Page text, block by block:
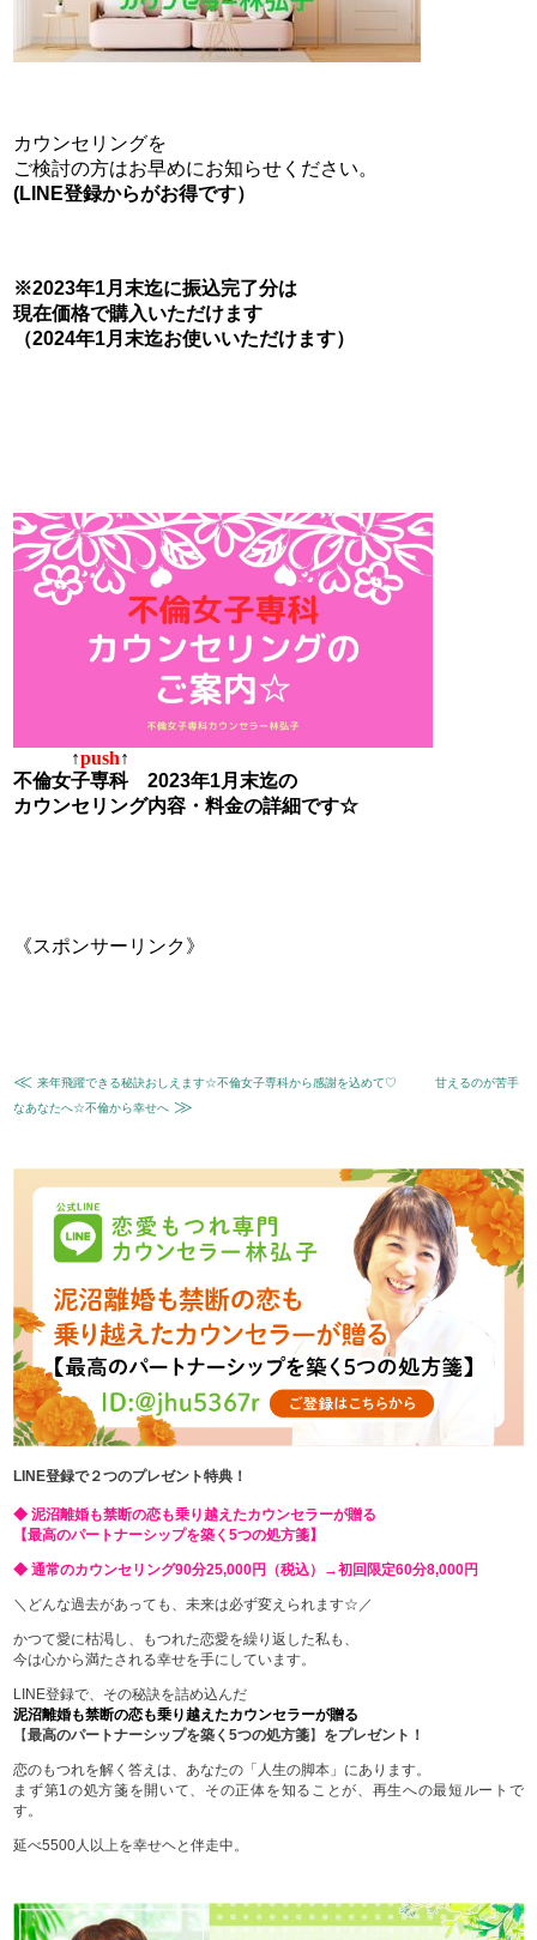
カウンセリングを
ご検討の方はお早めにお知らせください。
(LINE登録からがお得です）
※2023年1月末迄に振込完了分は
現在価格で購入いただけます
（2024年1月末迄お使いいただけます）
↑push↑
不倫女子専科 2023年1月末迄の
カウンセリング内容・料金の詳細です☆
《スポンサーリンク》
≪来年飛躍できる秘訣おしえます☆不倫女子専科から感謝を込めて♡
甘えるのが苦手
なあなたへ☆不倫から幸せへ ≫
LINE登録で２つのプレゼント特典！
◆ 泥沼離婚も禁断の恋も乗り越えたカウンセラーが贈る
【最高のパートナーシップを築く5つの処方箋】
◆ 通常のカウンセリング90分25,000円（税込）→初回限定60分8,000円
＼どんな過去があっても、未来は必ず変えられます☆／
かつて愛に枯渇し、もつれた恋愛を繰り返した私も、
今は心から満たされる幸せを手にしています。
LINE登録で、その秘訣を詰め込んだ
泥沼離婚も禁断の恋も乗り越えたカウンセラーが贈る
【最高のパートナーシップを築く5つの処方箋】 をプレゼント！
恋のもつれを解く答えは、あなたの「人生の脚本」にあります。
まず第1の処方箋を開いて、その正体を知ることが、再生への最短ルートで
す。
延べ5500人以上を幸せヘと伴走中。